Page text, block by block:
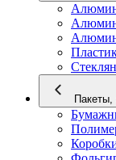
Пакеты,